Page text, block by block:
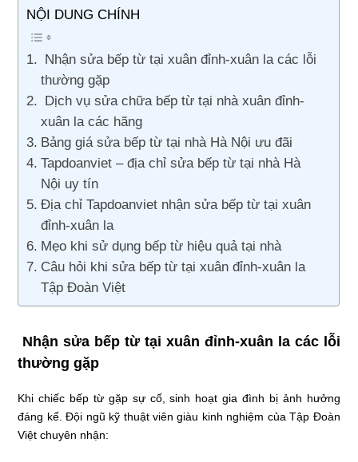
NỘI DUNG CHÍNH
Nhận sửa bếp từ tại xuân đỉnh-xuân la các lỗi
thường gặp
Dịch vụ sửa chữa bếp từ tại nhà xuân đỉnh-
xuân la các hãng
Bảng giá sửa bếp từ tại nhà Hà Nội ưu đãi
Tapdoanviet – địa chỉ sửa bếp từ tại nhà Hà
Nội uy tín
Địa chỉ Tapdoanviet nhận sửa bếp từ tại xuân
đỉnh-xuân la
Mẹo khi sử dụng bếp từ hiệu quả tại nhà
Câu hỏi khi sửa bếp từ tại xuân đỉnh-xuân la
Tập Đoàn Việt
Nhận sửa bếp từ tại xuân đỉnh-xuân la các lỗi
thường gặp
Khi chiếc bếp từ gặp sự cố, sinh hoạt gia đình bị ảnh hưởng
đáng kể. Đội ngũ kỹ thuật viên giàu kinh nghiệm của Tập Đoàn
Việt chuyên nhận: